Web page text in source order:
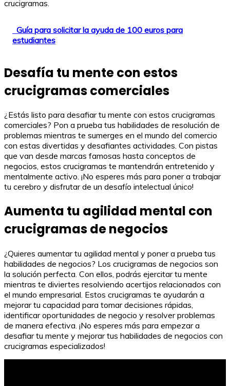
crucigramas.
Guía para solicitar la ayuda de 100 euros para
estudiantes
Desafía tu mente con estos
crucigramas comerciales
¿Estás listo para desafiar tu mente con estos crucigramas
comerciales? Pon a prueba tus habilidades de resolución de
problemas mientras te sumerges en el mundo del comercio
con estas divertidas y desafiantes actividades. Con pistas
que van desde marcas famosas hasta conceptos de
negocios, estos crucigramas te mantendrán entretenido y
mentalmente activo. ¡No esperes más para poner a trabajar
tu cerebro y disfrutar de un desafío intelectual único!
Aumenta tu agilidad mental con
crucigramas de negocios
¿Quieres aumentar tu agilidad mental y poner a prueba tus
habilidades de negocios? Los crucigramas de negocios son
la solución perfecta. Con ellos, podrás ejercitar tu mente
mientras te diviertes resolviendo acertijos relacionados con
el mundo empresarial. Estos crucigramas te ayudarán a
mejorar tu capacidad para tomar decisiones rápidas,
identificar oportunidades de negocio y resolver problemas
de manera efectiva. ¡No esperes más para empezar a
desafiar tu mente y mejorar tus habilidades de negocios con
crucigramas especializados!